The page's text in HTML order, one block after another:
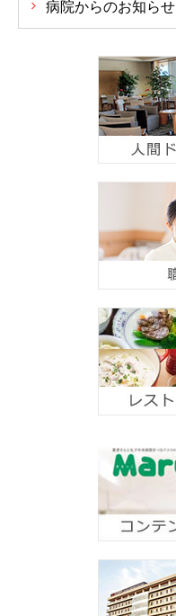
病院からのお知らせ